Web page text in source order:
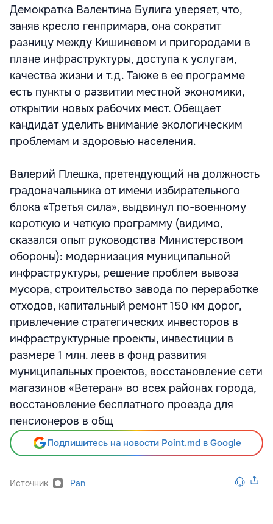
Демократка Валентина Булига уверяет, что,
заняв кресло генпримара, она сократит
разницу между Кишиневом и пригородами в
плане инфраструктуры, доступа к услугам,
качества жизни и т.д. Также в ее программе
есть пункты о развитии местной экономики,
открытии новых рабочих мест. Обещает
кандидат уделить внимание экологическим
проблемам и здоровью населения.
Валерий Плешка, претендующий на должность
градоначальника от имени избирательного
блока «Третья сила», выдвинул по-военному
короткую и четкую программу (видимо,
сказался опыт руководства Министерством
обороны): модернизация муниципальной
инфраструктуры, решение проблем вывоза
мусора, строительство завода по переработке
отходов, капитальный ремонт 150 км дорог,
привлечение стратегических инвесторов в
инфраструктурные проекты, инвестиции в
размере 1 млн. леев в фонд развития
муниципальных проектов, восстановление сети
магазинов «Ветеран» во всех районах города,
восстановление бесплатного проезда для
пенсионеров в общ
Подпишитесь на новости Point.md в Google
Источник Pan